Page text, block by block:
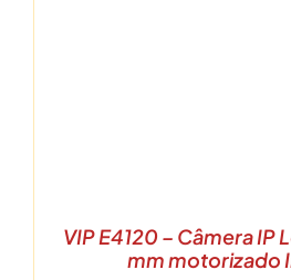
VIP E4120 – Câmera IP
mm motorizado